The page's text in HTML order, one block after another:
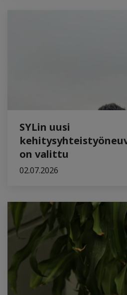
SYLin uusi
on valittu
02.07.2026